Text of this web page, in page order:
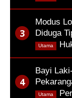
Modus
Diduga
Utama
Bayi
Utama